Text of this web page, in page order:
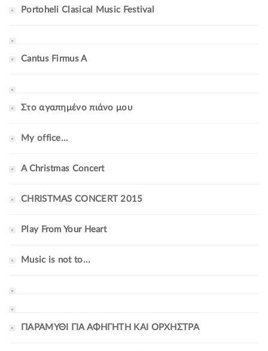
Portoheli Clasical Music Festival
Cantus Firmus A
Στο αγαπημένο πιάνο μου
My office...
A Christmas Concert
CHRISTMAS CONCERT 2015
Play From Your Heart
Music is not to...
ΠΑΡΑΜΥΘΙ ΓΙΑ ΑΦΗΓΗΤΗ ΚΑΙ ΟΡΧΗΣΤΡΑ